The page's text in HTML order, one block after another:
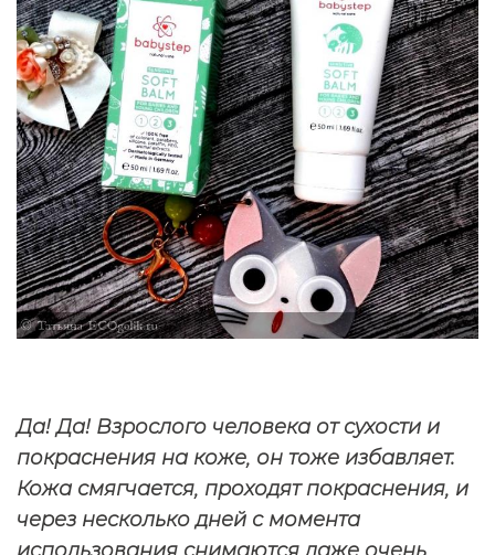
Да! Да! Взрослого человека от сухости и
покраснения на коже, он тоже избавляет.
Кожа смягчается, проходят покраснения, и
через несколько дней с момента